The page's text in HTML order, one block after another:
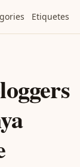
Etiquetes